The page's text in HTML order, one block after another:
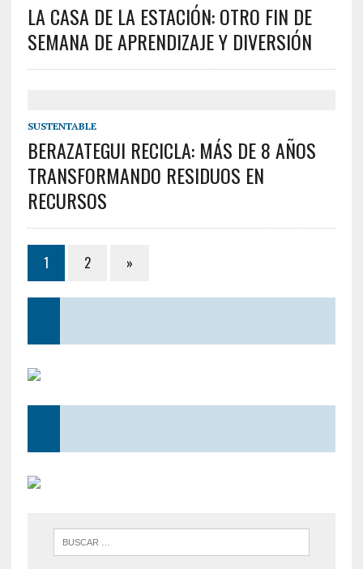
LA CASA DE LA ESTACIÓN: OTRO FIN DE
SEMANA DE APRENDIZAJE Y DIVERSIÓN
SUSTENTABLE
BERAZATEGUI RECICLA: MÁS DE 8 AÑOS
TRANSFORMANDO RESIDUOS EN
RECURSOS
1 2 »